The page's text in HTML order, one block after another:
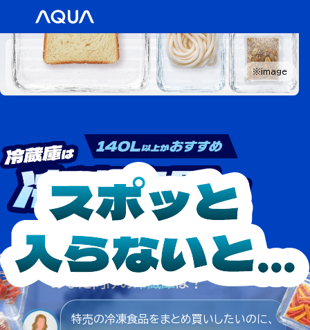
あなた向けの 冷蔵庫は？
※image
特売の冷凍食品をまとめ買いしたいのに、